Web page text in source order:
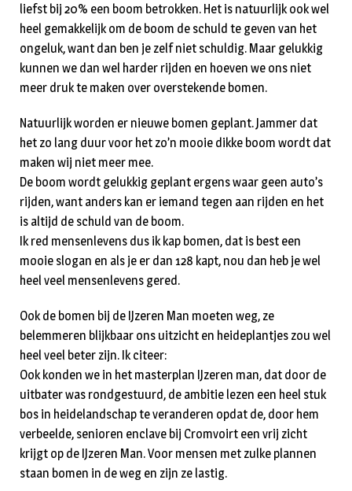
liefst bij 20% een boom betrokken. Het is natuurlijk ook wel
heel gemakkelijk om de boom de schuld te geven van het
ongeluk, want dan ben je zelf niet schuldig. Maar gelukkig
kunnen we dan wel harder rijden en hoeven we ons niet
meer druk te maken over overstekende bomen.
Natuurlijk worden er nieuwe bomen geplant. Jammer dat
het zo lang duur voor het zo’n mooie dikke boom wordt dat
maken wij niet meer mee.
De boom wordt gelukkig geplant ergens waar geen auto’s
rijden, want anders kan er iemand tegen aan rijden en het
is altijd de schuld van de boom.
Ik red mensenlevens dus ik kap bomen, dat is best een
mooie slogan en als je er dan 128 kapt, nou dan heb je wel
heel veel mensenlevens gered.
Ook de bomen bij de IJzeren Man moeten weg, ze
belemmeren blijkbaar ons uitzicht en heideplantjes zou wel
heel veel beter zijn. Ik citeer:
Ook konden we in het masterplan IJzeren man, dat door de
uitbater was rondgestuurd, de ambitie lezen een heel stuk
bos in heidelandschap te veranderen opdat de, door hem
verbeelde, senioren enclave bij Cromvoirt een vrij zicht
krijgt op de IJzeren Man. Voor mensen met zulke plannen
staan bomen in de weg en zijn ze lastig.